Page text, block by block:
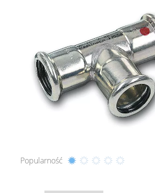
Popularność